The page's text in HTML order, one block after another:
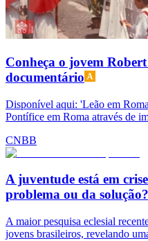
Conheça o jovem
documentário
Disponível aqui: 'Leão em
Pontífice em Roma através de
CNBB
A juventude está em
problema ou da solução?
A maior pesquisa eclesial
jovens brasileiros, revelando